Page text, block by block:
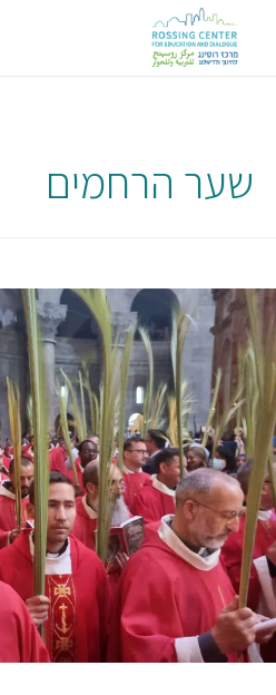
שער הרחמים